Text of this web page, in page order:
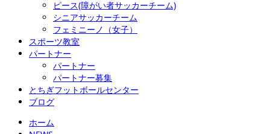
ピース(障がい者サッカーチーム)
シニアサッカーチーム
フェミニーノ（女子）
スポーツ教室
パートナー
パートナー
パートナー募集
とちぎフットボールセンター
ブログ
ホーム